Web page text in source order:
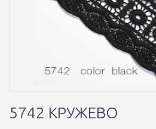
5742 КРУЖЕВО